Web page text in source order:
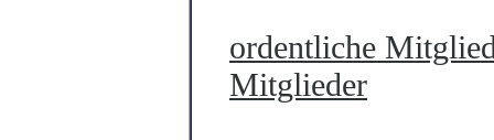
ordentliche
Mitglieder